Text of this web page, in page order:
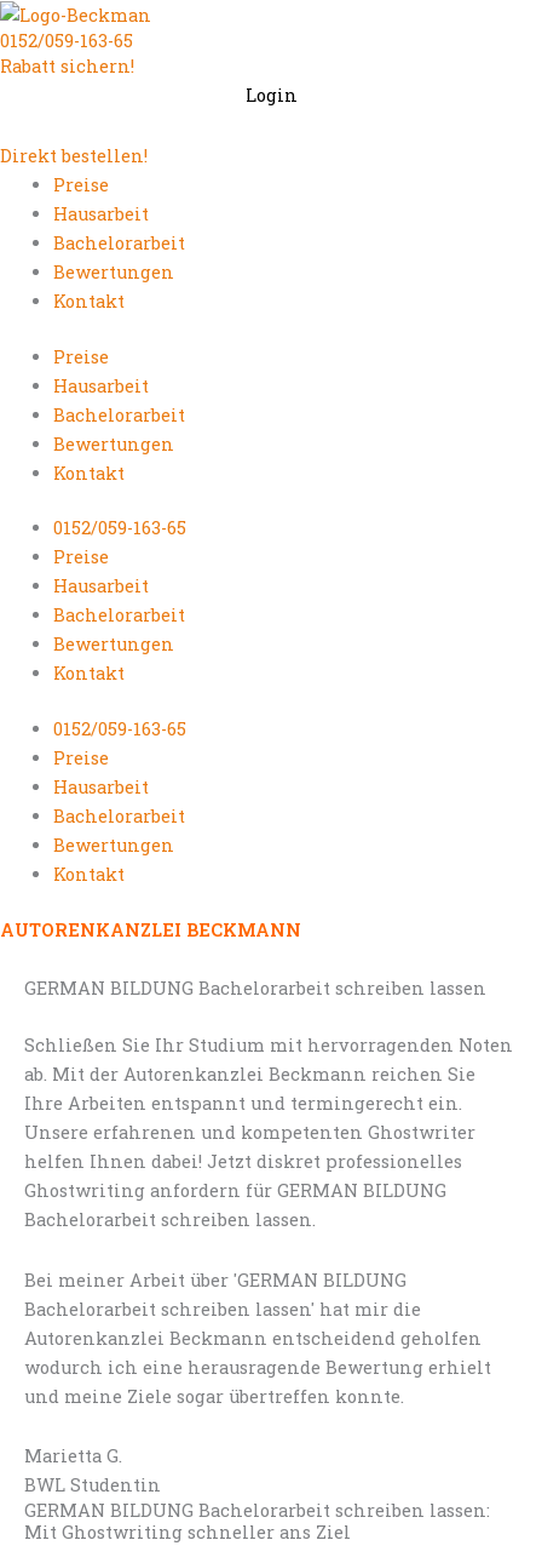
Zum
Inhalt
springen
0152/059-163-65
Rabatt sichern!
Login
Direkt bestellen!
Preise
Hausarbeit
Bachelorarbeit
Bewertungen
Kontakt
Preise
Hausarbeit
Bachelorarbeit
Bewertungen
Kontakt
0152/059-163-65
Preise
Hausarbeit
Bachelorarbeit
Bewertungen
Kontakt
0152/059-163-65
Preise
Hausarbeit
Bachelorarbeit
Bewertungen
Kontakt
AUTORENKANZLEI BECKMANN
GERMAN BILDUNG Bachelorarbeit schreiben lassen
Schließen Sie Ihr Studium mit hervorragenden Noten
ab. Mit der Autorenkanzlei Beckmann reichen Sie
Ihre Arbeiten entspannt und termingerecht ein.
Unsere erfahrenen und kompetenten Ghostwriter
helfen Ihnen dabei! Jetzt diskret professionelles
Ghostwriting anfordern für GERMAN BILDUNG
Bachelorarbeit schreiben lassen.
Bei meiner Arbeit über 'GERMAN BILDUNG
Bachelorarbeit schreiben lassen' hat mir die
Autorenkanzlei Beckmann entscheidend geholfen
wodurch ich eine herausragende Bewertung erhielt
und meine Ziele sogar übertreffen konnte.
Marietta G.
BWL Studentin
GERMAN BILDUNG Bachelorarbeit schreiben lassen:
Mit Ghostwriting schneller ans Ziel